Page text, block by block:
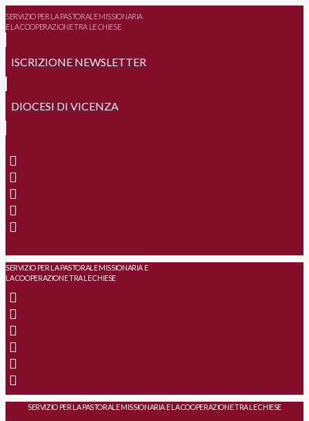
SERVIZIO PER LA PASTORALE MISSIONARIA
E LA COOPERAZIONE TRA LE CHIESE
ISCRIZIONE NEWSLETTER
DIOCESI DI VICENZA
SERVIZIO PER LA PASTORALE MISSIONARIA E
LA COOPERAZIONE TRA LE CHIESE
SERVIZIO PER LA PASTORALE MISSIONARIA E LA COOPERAZIONE TRA LE CHIESE